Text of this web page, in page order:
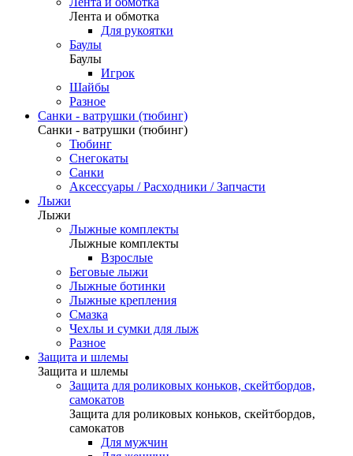
Лента и обмотка
Для рукоятки
Баулы
Баулы
Игрок
Шайбы
Разное
Санки - ватрушки (тюбинг)
Санки - ватрушки (тюбинг)
Тюбинг
Снегокаты
Санки
Аксессуары / Расходники / Запчасти
Лыжи
Лыжи
Лыжные комплекты
Лыжные комплекты
Взрослые
Беговые лыжи
Лыжные ботинки
Лыжные крепления
Смазка
Чехлы и сумки для лыж
Разное
Защита и шлемы
Защита и шлемы
Защита для роликовых коньков, скейтбордов,
самокатов
Защита для роликовых коньков, скейтбордов,
самокатов
Для мужчин